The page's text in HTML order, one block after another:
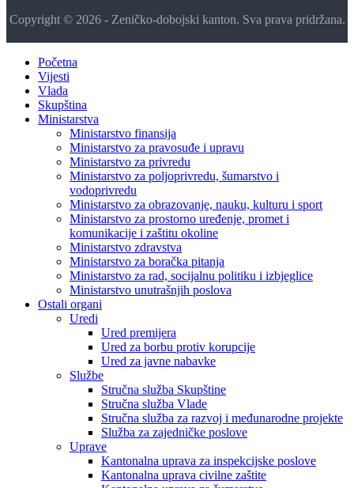
Copyright © 2026 - Zeničko-dobojski kanton. Sva prava pridržana.
Početna
Vijesti
Vlada
Skupština
Ministarstva
Ministarstvo finansija
Ministarstvo za pravosuđe i upravu
Ministarstvo za privredu
Ministarstvo za poljoprivredu, šumarstvo i
vodoprivredu
Ministarstvo za obrazovanje, nauku, kulturu i sport
Ministarstvo za prostorno uređenje, promet i
komunikacije i zaštitu okoline
Ministarstvo zdravstva
Ministarstvo za boračka pitanja
Ministarstvo za rad, socijalnu politiku i izbjeglice
Ministarstvo unutrašnjih poslova
Ostali organi
Uredi
Ured premijera
Ured za borbu protiv korupcije
Ured za javne nabavke
Službe
Stručna služba Skupštine
Stručna služba Vlade
Stručna služba za razvoj i međunarodne projekte
Služba za zajedničke poslove
Uprave
Kantonalna uprava za inspekcijske poslove
Kantonalna uprava civilne zaštite